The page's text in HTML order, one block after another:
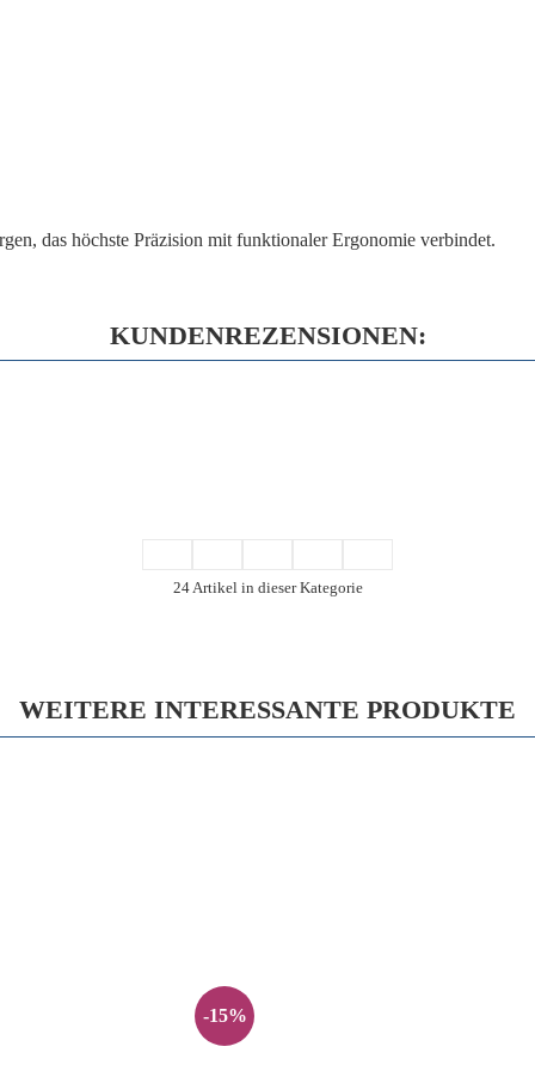
das höchste Präzision mit funktionaler Ergonomie verbindet.
KUNDENREZENSIONEN:
24 Artikel in dieser Kategorie
WEITERE INTERESSANTE PRODUKTE
-15%